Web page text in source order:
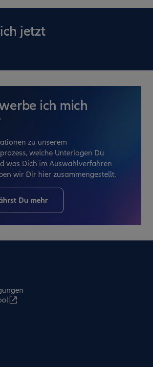
jetzt
ich mich
zu unserem
welche Unterlagen Du
was Dich im Auswahlverfahren
wir Dir hier zusammengestellt.
Du mehr